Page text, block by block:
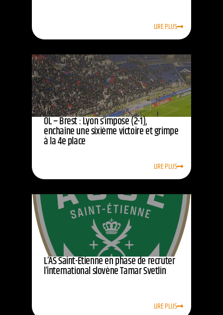
LIRE PLUS
OL – Brest : Lyon s’impose (2-1),
enchaîne une sixième victoire et grimpe
à la 4e place
LIRE PLUS
L’AS Saint-Étienne en phase de recruter
l’international slovène Tamar Svetlin
LIRE PLUS